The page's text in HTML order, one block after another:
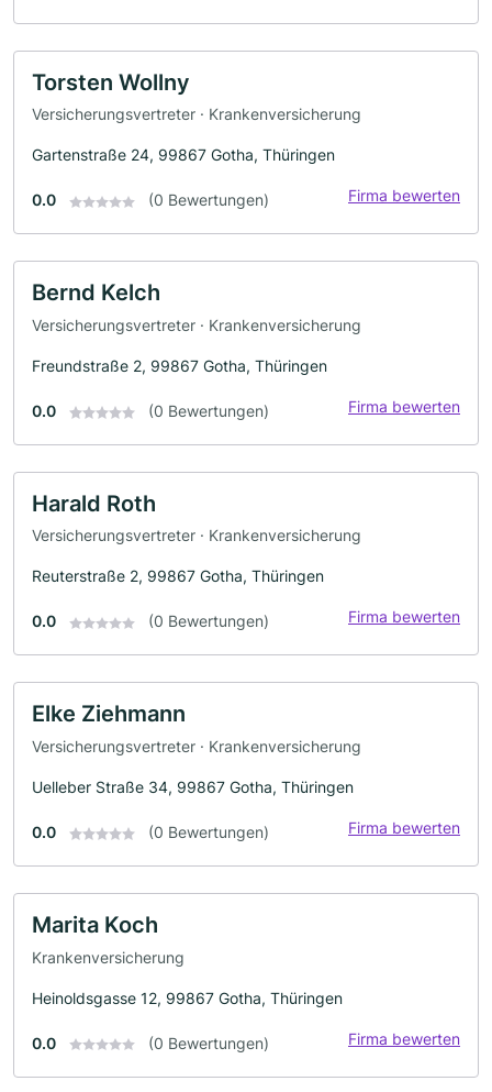
Torsten Wollny
Versicherungsvertreter · Krankenversicherung
Gartenstraße 24, 99867 Gotha, Thüringen
0.0 (0 Bewertungen) Firma bewerten
Bernd Kelch
Versicherungsvertreter · Krankenversicherung
Freundstraße 2, 99867 Gotha, Thüringen
0.0 (0 Bewertungen) Firma bewerten
Harald Roth
Versicherungsvertreter · Krankenversicherung
Reuterstraße 2, 99867 Gotha, Thüringen
0.0 (0 Bewertungen) Firma bewerten
Elke Ziehmann
Versicherungsvertreter · Krankenversicherung
Uelleber Straße 34, 99867 Gotha, Thüringen
0.0 (0 Bewertungen) Firma bewerten
Marita Koch
Krankenversicherung
Heinoldsgasse 12, 99867 Gotha, Thüringen
0.0 (0 Bewertungen) Firma bewerten